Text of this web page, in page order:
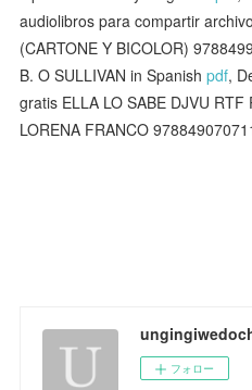
audiolibros para compartir
(CARTONE Y BICOLOR)
B. O SULLIVAN in Spanishpdf,
gratis ELLA LO SABE DJVU
LORENA FRANCO
フォロー